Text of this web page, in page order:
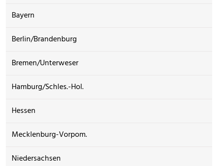
Bayern
Berlin/Brandenburg
Bremen/Unterweser
Hamburg/Schles.-Hol.
Hessen
Mecklenburg-Vorpom.
Niedersachsen